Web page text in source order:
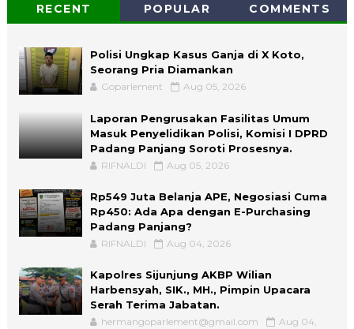
RECENT POPULAR COMMENTS
Polisi Ungkap Kasus Ganja di X Koto,
Seorang Pria Diamankan
Goparlement Aug 05, 2026
Laporan Pengrusakan Fasilitas Umum
Masuk Penyelidikan Polisi, Komisi I DPRD
Padang Panjang Soroti Prosesnya.
RIFNALDI Aug 05, 2026
Rp549 Juta Belanja APE, Negosiasi Cuma
Rp450: Ada Apa dengan E-Purchasing
Padang Panjang?
RIFNALDI Aug 04, 2026
Kapolres Sijunjung AKBP Wilian
Harbensyah, SIK., MH., Pimpin Upacara
Serah Terima Jabatan.
hermangoparlement@gmail.com
Aug 04,